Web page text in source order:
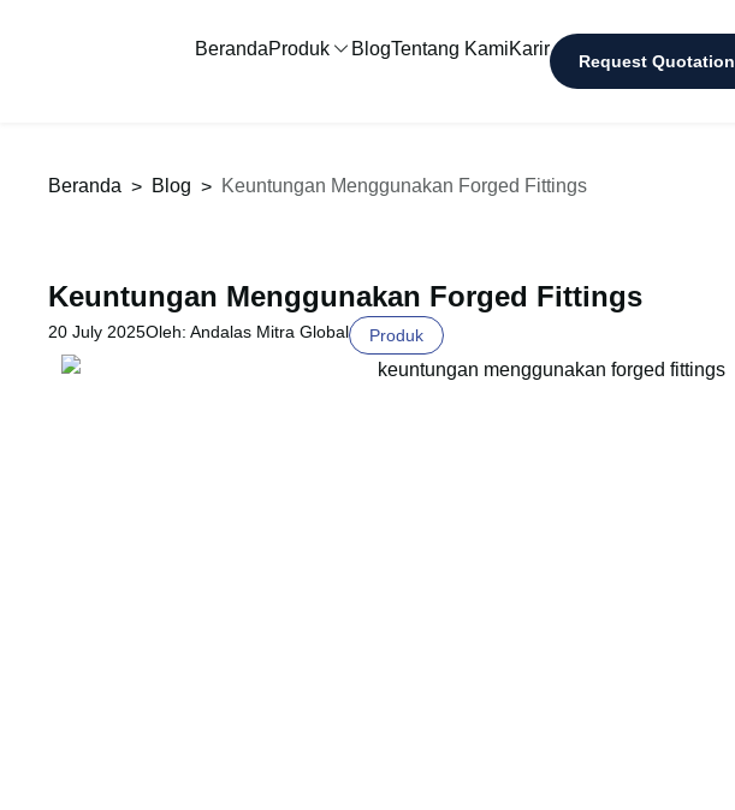
BerandaProduk BlogTentang KamiKarir
Request Quotation
Beranda > Blog > Keuntungan Menggunakan Forged Fittings
Keuntungan Menggunakan Forged Fittings
20 July 2025Oleh: Andalas Mitra Global Produk